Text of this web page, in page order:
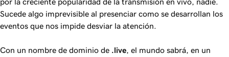
Sucede algo imprevisible al presenciar como se desarrollan los
eventos que nos impide desviar la atención.
Con un nombre de dominio de .live , el mundo sabrá, en un